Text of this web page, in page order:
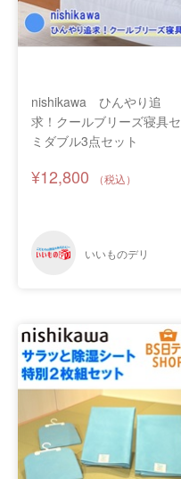
nishikawa ひんやり追
求！クールブリーズ寝具セ
ミダブル3点セット
¥12,800